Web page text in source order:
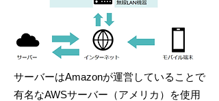
サーバーはAmazonが運営していることで
有名なAWSサーバー（アメリカ）を使用